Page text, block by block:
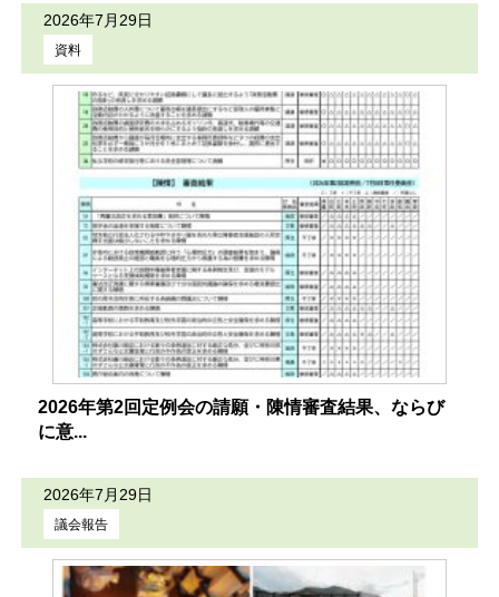
2026年7月29日
資料
2026年第2回定例会の請願・陳情審査結果、ならび
に意...
2026年7月29日
議会報告